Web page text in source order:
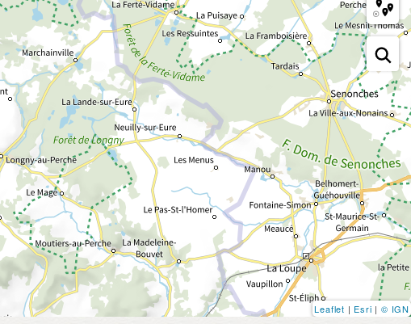
Leaflet | Esri | © IGN